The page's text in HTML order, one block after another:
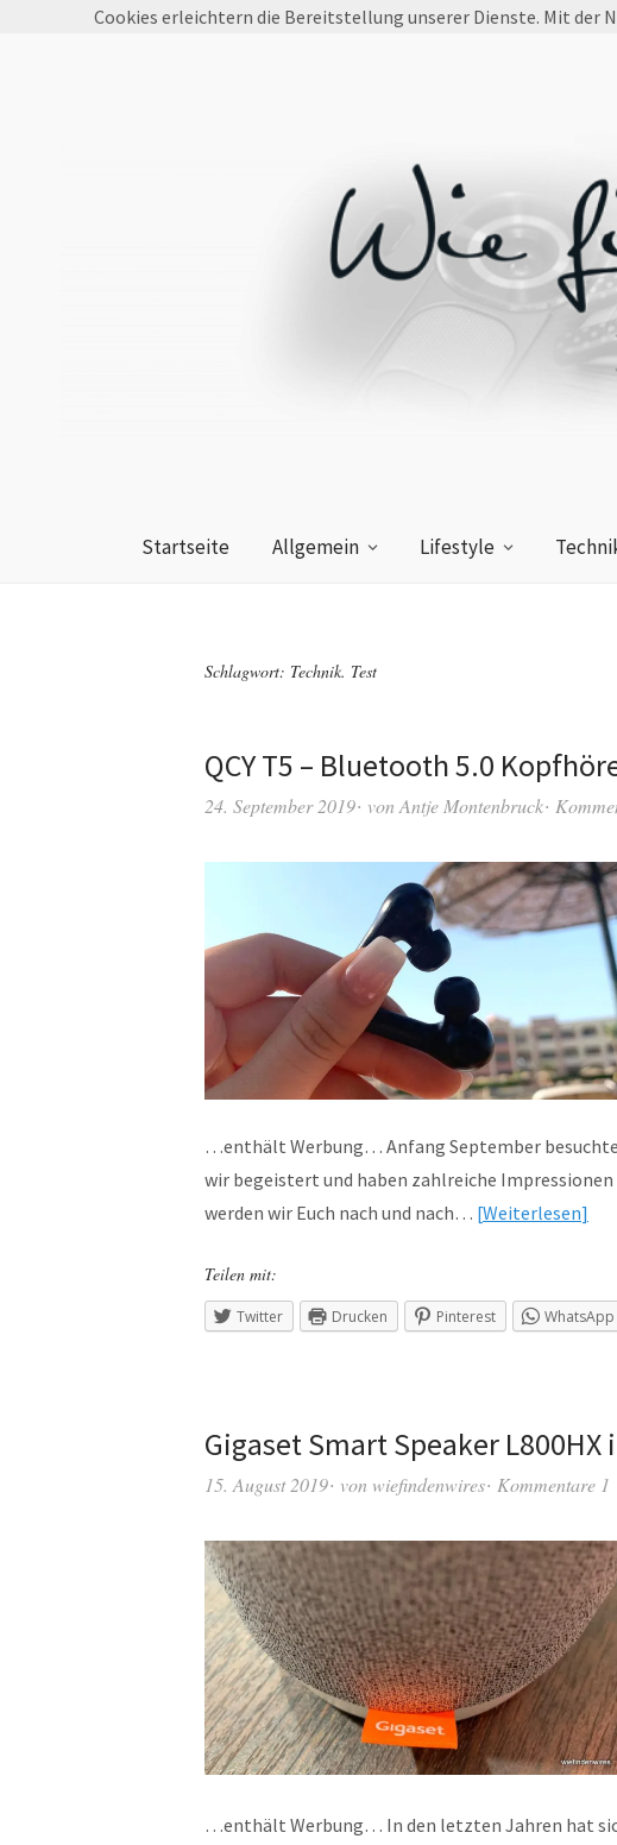
Startseite Allgemein Lifestyle
Schlagwort: Technik. Test
QCY T5 – Bluetooth 5.0
24. September 2019 vonAntje Montenbruck
…enthält Werbung… Anfang September
wir begeistert und haben zahlreiche
werden wir Euch nach und nach… Weiterlesen
Teilen mit:
Twitter Drucken Pinterest WhatsApp
Gigaset Smart Speaker L800HX
15. August 2019 von wiefindenwires Kommentare 1
…enthält Werbung… In den letzten Jahren hat
Cookies erleichtern die Bereitstellung unserer Dienste. Mit der